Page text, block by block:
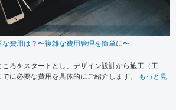
費用は？〜複雑な費用管理を簡単に〜
ろをスタートとし、デザイン設計から施工（工
に必要な費用を具体的にご紹介します。
もっと見